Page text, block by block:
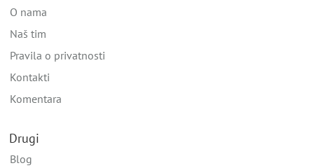
O nama
Naš tim
Pravila o privatnosti
Kontakti
Komentara
Drugi
Blog